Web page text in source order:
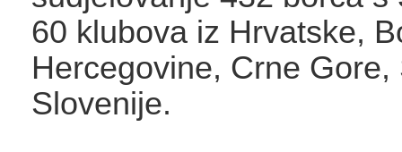
60 klubova iz Hrvatske,
Hercegovine, Crne Gore,
Slovenije.